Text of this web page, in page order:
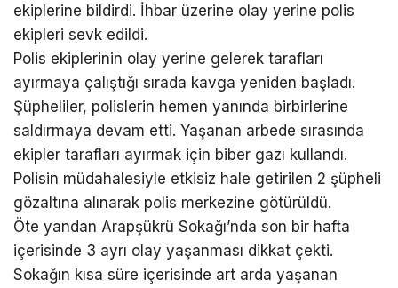
ekiplerine bildirdi. İhbar üzerine olay yerine polis
ekipleri sevk edildi.
Polis ekiplerinin olay yerine gelerek tarafları
ayırmaya çalıştığı sırada kavga yeniden başladı.
Şüpheliler, polislerin hemen yanında birbirlerine
saldırmaya devam etti. Yaşanan arbede sırasında
ekipler tarafları ayırmak için biber gazı kullandı.
Polisin müdahalesiyle etkisiz hale getirilen 2 şüpheli
gözaltına alınarak polis merkezine götürüldü.
Öte yandan Arapşükrü Sokağı’nda son bir hafta
içerisinde 3 ayrı olay yaşanması dikkat çekti.
Sokağın kısa süre içerisinde art arda yaşanan